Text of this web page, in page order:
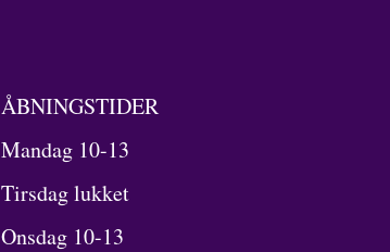
ÅBNINGSTIDER
Mandag 10-13
Tirsdag lukket
Onsdag 10-13